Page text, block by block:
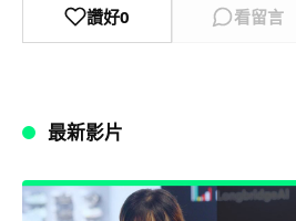
讚好0 看留言
最新影片